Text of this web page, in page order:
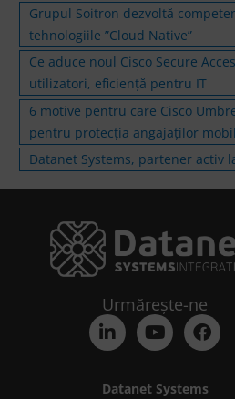
Grupul Soitron dezvoltă
tehnologiile ”Cloud Native”
Ce aduce noul Cisco Secure
utilizatori, eficiență pentru IT
6 motive pentru care Cisco
pentru protecția angajaților
Datanet Systems, partener activ
Urmărește-ne
Datanet Systems